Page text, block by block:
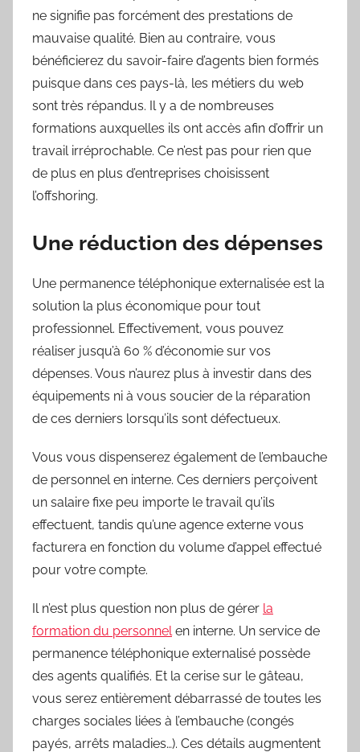
ne signifie pas forcément des prestations de
mauvaise qualité. Bien au contraire, vous
bénéficierez du savoir-faire d’agents bien formés
puisque dans ces pays-là, les métiers du web
sont très répandus. Il y a de nombreuses
formations auxquelles ils ont accès afin d’offrir un
travail irréprochable. Ce n’est pas pour rien que
de plus en plus d’entreprises choisissent
l’offshoring.
Une réduction des dépenses
Une permanence téléphonique externalisée est la
solution la plus économique pour tout
professionnel. Effectivement, vous pouvez
réaliser jusqu’à 60 % d’économie sur vos
dépenses. Vous n’aurez plus à investir dans des
équipements ni à vous soucier de la réparation
de ces derniers lorsqu’ils sont défectueux.
Vous vous dispenserez également de l’embauche
de personnel en interne. Ces derniers perçoivent
un salaire fixe peu importe le travail qu’ils
effectuent, tandis qu’une agence externe vous
facturera en fonction du volume d’appel effectué
pour votre compte.
Il n’est plus question non plus de gérer la
formation du personnelen interne. Un service de
permanence téléphonique externalisé possède
des agents qualifiés. Et la cerise sur le gâteau,
vous serez entièrement débarrassé de toutes les
charges sociales liées à l’embauche (congés
payés, arrêts maladies…). Ces détails augmentent